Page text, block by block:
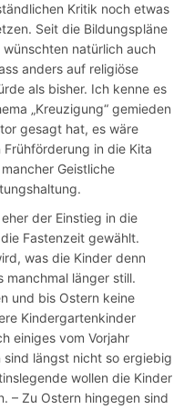
Kritik noch etwas
Seit die Bildungspläne
natürlich auch
anders auf religiöse
als bisher. Ich kenne es
„Kreuzigung“ gemieden
gesagt hat, es wäre
in die Kita
Geistliche
der Einstieg in die
Fastenzeit gewählt.
was die Kinder denn
manchmal länger still.
und bis Ostern keine
Kindergartenkinder
einiges vom Vorjahr
längst nicht so ergiebig
wollen die Kinder
– Zu Ostern hingegen sind